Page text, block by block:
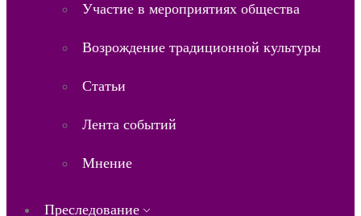
Участие в мероприятиях общества
Возрождение традиционной культуры
Статьи
Лента событий
Мнение
Преследование